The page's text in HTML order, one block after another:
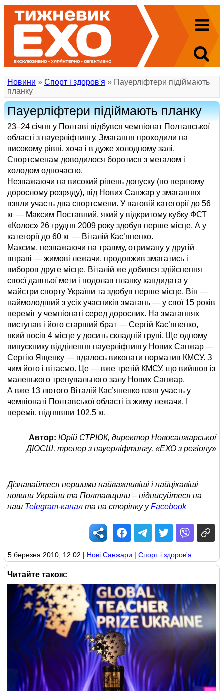
Новини » Спорт і здоров'я » Пауерліфтери підіймають
планку
Пауерліфтери підіймають планку
23–24 січня у Полтаві відбувся чемпіонат Полтавської
області з пауерліфтингу. Змагання проходили на
високому рівні, хоча і в дуже холодному залі.
Спортсменам доводилося боротися з металом і
холодом одночасно.
Незважаючи на високий рівень допуску (по першому
дорослому розряду), від Нових Санжар у змаганнях
взяли участь два спортсмени. У ваговій категорії до 56
кг — Максим Поставний, який у відкритому кубку ФСТ
«Колос» 26 грудня 2009 року здобув перше місце. А у
категорії до 60 кг — Віталій Кас’яненко.
Максим, незважаючи на травму, отриману у другій
вправі — жимові лежачи, продовжив змагатись і
виборов друге місце. Віталій же добився здійснення
своєї давньої мети і подолав планку кандидата у
майстри спорту України та здобув перше місце. Він —
наймолодший з усіх учасників змагань — у свої 15 років
переміг у чемпіонаті серед дорослих. На змаганнях
виступав і його старший брат — Сергій Кас’яненко,
який посів 4 місце у досить складній групі. Ще одному
випускнику відділення пауерліфтингу Нових Санжар —
Сергію Ященку — вдалось виконати норматив КМСУ. З
чим його і вітаємо. Це — вже третій КМСУ, що вийшов із
маленького тренувального залу Нових Санжар.
А вже 13 лютого Віталій Кас’яненко взяв участь у
чемпіонаті Полтавської області із жиму лежачи. І
переміг, піднявши 102,5 кг.
Автор: Юрій СТРЮК, директор Новосанжарської
ДЮСШ, тренер з пауерліфтингу, «ЕХО з регіону»
Дізнавайтеся першими найважливіші і найцікавіші
новини України та Полтавщини – підписуйтеся на
наш Telegram-канал та на сторінку уFacebook
5 березня 2010, 12:02 | Нові Cанжари | Спорт і здоров'я
Читайте також: